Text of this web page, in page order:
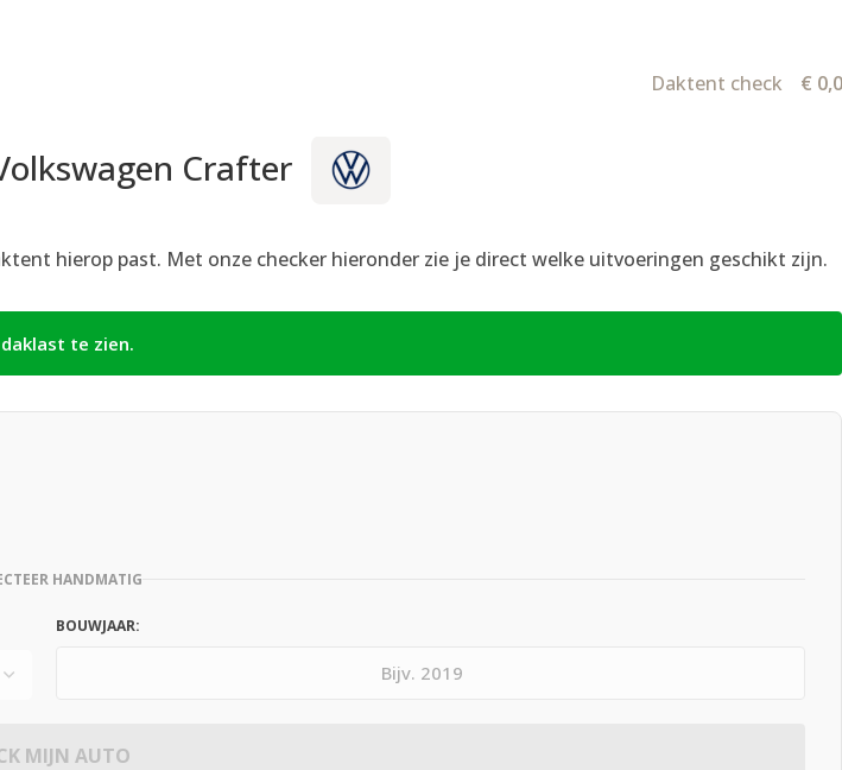
Daktent check €
Crafter
hierop past. Met onze checker hieronder zie je direct welke uitvoeringen geschikt zijn.
te zien.
HANDMATIG
BOUWJAAR:
MIJN AUTO